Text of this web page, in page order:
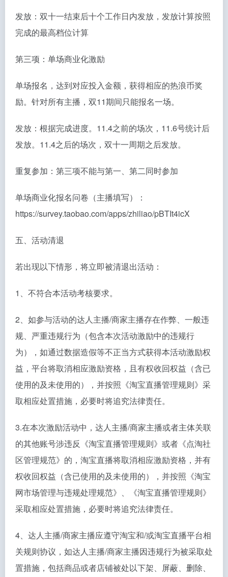
发放：双十一结束后十个工作日内发放，发放计算按照
完成的最高档位计算
第三项：单场商业化激励
单场报名，达到对应投入金额，获得相应的热浪币奖
励。针对所有主播，双11期间只能报名一场。
发放：根据完成进度。11.4之前的场次，11.6号统计后
发放。11.4之后的场次，双十一周期之后发放。
重复参加：第三项不能与第一、第二同时参加
单场商业化报名问卷（主播填写）：
https://survey.taobao.com/apps/zhiliao/pBTIt4icX
五、活动清退
若出现以下情形，将立即被清退出活动：
1、不符合本活动考核要求。
2、如参与活动的达人主播/商家主播存在作弊、一般违
规、严重违规行为（包含本次活动激励中的违规行
为），如通过数据造假等不正当方式获得本活动激励权
益，平台将取消相应激励资格，且有权收回权益（含已
使用的及未使用的），并按照《淘宝直播管理规则》采
取相应处置措施，必要时将追究法律责任。
3.在本次激励活动中，达人主播/商家主播或者主体关联
的其他账号涉违反《淘宝直播管理规则》或者《点淘社
区管理规范》的，淘宝直播将取消相应激励资格，并有
权收回权益（含已使用的及未使用的），并按照《淘宝
网市场管理与违规处理规范》、《淘宝直播管理规则》
采取相应处置措施，必要时将追究法律责任。
4、达人主播/商家主播应遵守淘宝和/或淘宝直播平台相
关规则协议，如达人主播/商家主播因违规行为被采取处
置措施，包括商品或者店铺被处以下架、屏蔽、删除、